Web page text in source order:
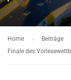
Home
Beiträge
Finale des